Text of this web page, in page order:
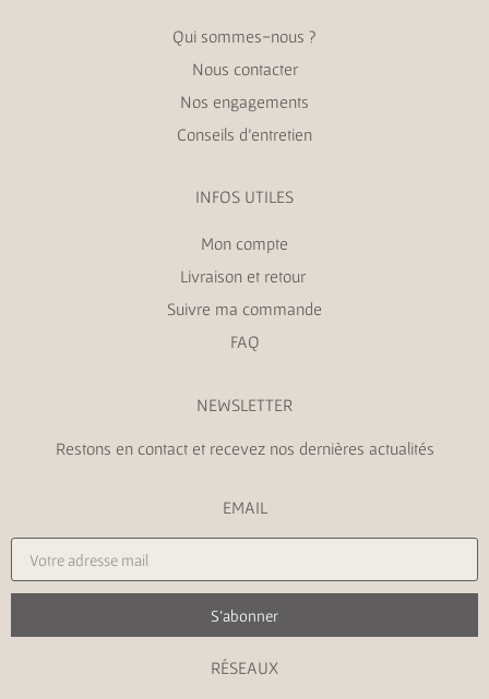
Qui sommes-nous ?
Nous contacter
Nos engagements
Conseils d’entretien
INFOS UTILES
Mon compte
Livraison et retour
Suivre ma commande
FAQ
NEWSLETTER
Restons en contact et recevez nos dernières actualités
EMAIL
S'abonner
RÉSEAUX